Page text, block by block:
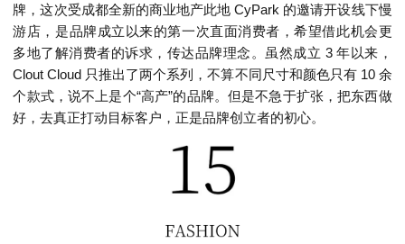
牌，这次受成都全新的商业地产此地 CyPark 的邀请开设线下慢
游店，是品牌成立以来的第一次直面消费者，希望借此机会更
多地了解消费者的诉求，传达品牌理念。虽然成立 3 年以来，
Clout Cloud 只推出了两个系列，不算不同尺寸和颜色只有 10 余
个款式，说不上是个“高产”的品牌。但是不急于扩张，把东西做
好，去真正打动目标客户，正是品牌创立者的初心。